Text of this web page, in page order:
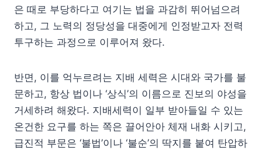
은 때로 부당하다고 여기는 법을 과감히 뛰어넘으려
하고, 그 노력의 정당성을 대중에게 인정받고자 전력
투구하는 과정으로 이루어져 왔다.
반면, 이를 억누르려는 지배 세력은 시대와 국가를 불
문하고, 항상 법이나 ‘상식’의 이름으로 진보의 야성을
거세하려 해왔다. 지배세력이 일부 받아들일 수 있는
온건한 요구를 하는 쪽은 끌어안아 체재 내화 시키고,
급진적 부문은 ‘불법’이나 ‘불순’의 딱지를 붙여 탄압하